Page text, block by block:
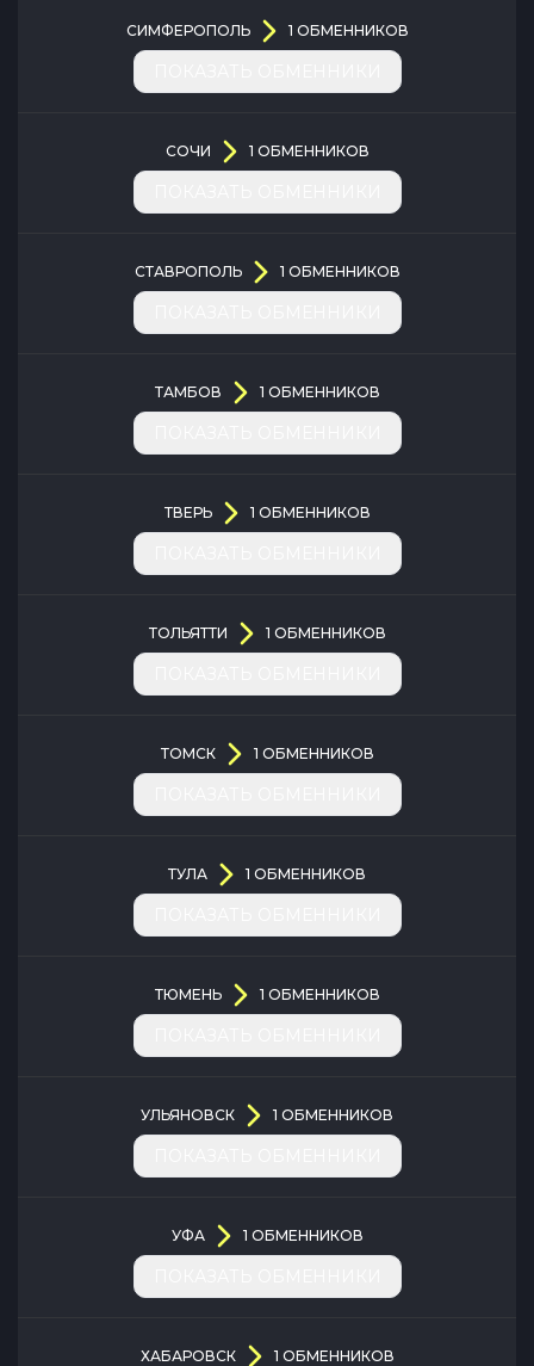
СИМФЕРОПОЛЬ 1 ОБМЕННИКОВ
СОЧИ 1 ОБМЕННИКОВ
СТАВРОПОЛЬ 1 ОБМЕННИКОВ
ТАМБОВ 1 ОБМЕННИКОВ
ТВЕРЬ 1 ОБМЕННИКОВ
ТОЛЬЯТТИ 1 ОБМЕННИКОВ
ТОМСК 1 ОБМЕННИКОВ
ТУЛА 1 ОБМЕННИКОВ
ТЮМЕНЬ 1 ОБМЕННИКОВ
УЛЬЯНОВСК 1 ОБМЕННИКОВ
УФА 1 ОБМЕННИКОВ
ХАБАРОВСК 1 ОБМЕННИКОВ